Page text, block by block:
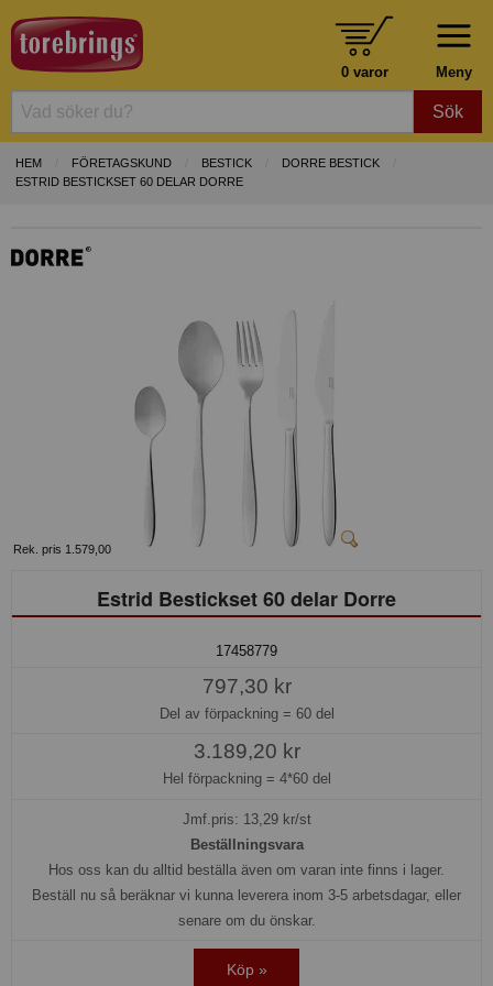
Meny
0 varor
Sök
HEM FÖRETAGSKUND BESTICK
DORRE BESTICK
ESTRID BESTICKSET 60 DELAR DORRE
Rek. pris 1.579,00
Estrid Bestickset 60 delar Dorre
17458779
797,30 kr
Del av förpackning = 60 del
3.189,20 kr
Hel förpackning = 4*60 del
Jmf.pris: 13,29kr/st
Beställningsvara
Hos oss kan du alltid beställa även om varan inte finns i lager.
Beställ nu så beräknar vi kunna leverera inom 3-5 arbetsdagar, eller
senare om du önskar.
Köp »